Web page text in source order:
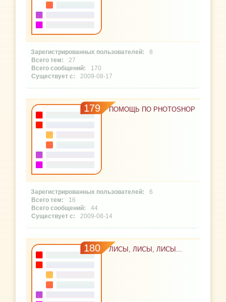
8
27
170
2009-08-17
179 ПОМОЩЬ ПО PHOTOSHOP
6
16
44
2009-08-14
180 ЛИСЫ, ЛИСЫ, ЛИСЫ...